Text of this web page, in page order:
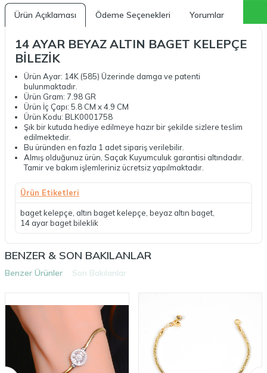
Ürün Açıklaması Ödeme Seçenekleri Yorumlar
14 AYAR BEYAZ ALTIN BAGET KELEPÇE
BİLEZİK
Ürün Ayar: 14K (585) Üzerinde damga ve patenti
bulunmaktadır.
Ürün Gram: 7.98 GR
Ürün İç Çapı: 5.8 CM x 4.9 CM
Ürün Kodu: BLK0001758
Şık bir kutuda hediye edilmeye hazır bir şekilde sizlere teslim
edilmektedir.
Bu üründen en fazla 1 adet sipariş verilebilir.
Almış olduğunuz ürün, Saçak Kuyumculuk garantisi altındadır.
Tamir ve bakım işlemleriniz ücretsiz yapılmaktadır.
Ürün Etiketleri
baget kelepçe altın baget kelepçe beyaz altın baget
14 ayar baget bileklik
BENZER & SON BAKILANLAR
Benzer Ürünler Son Bakılanlar